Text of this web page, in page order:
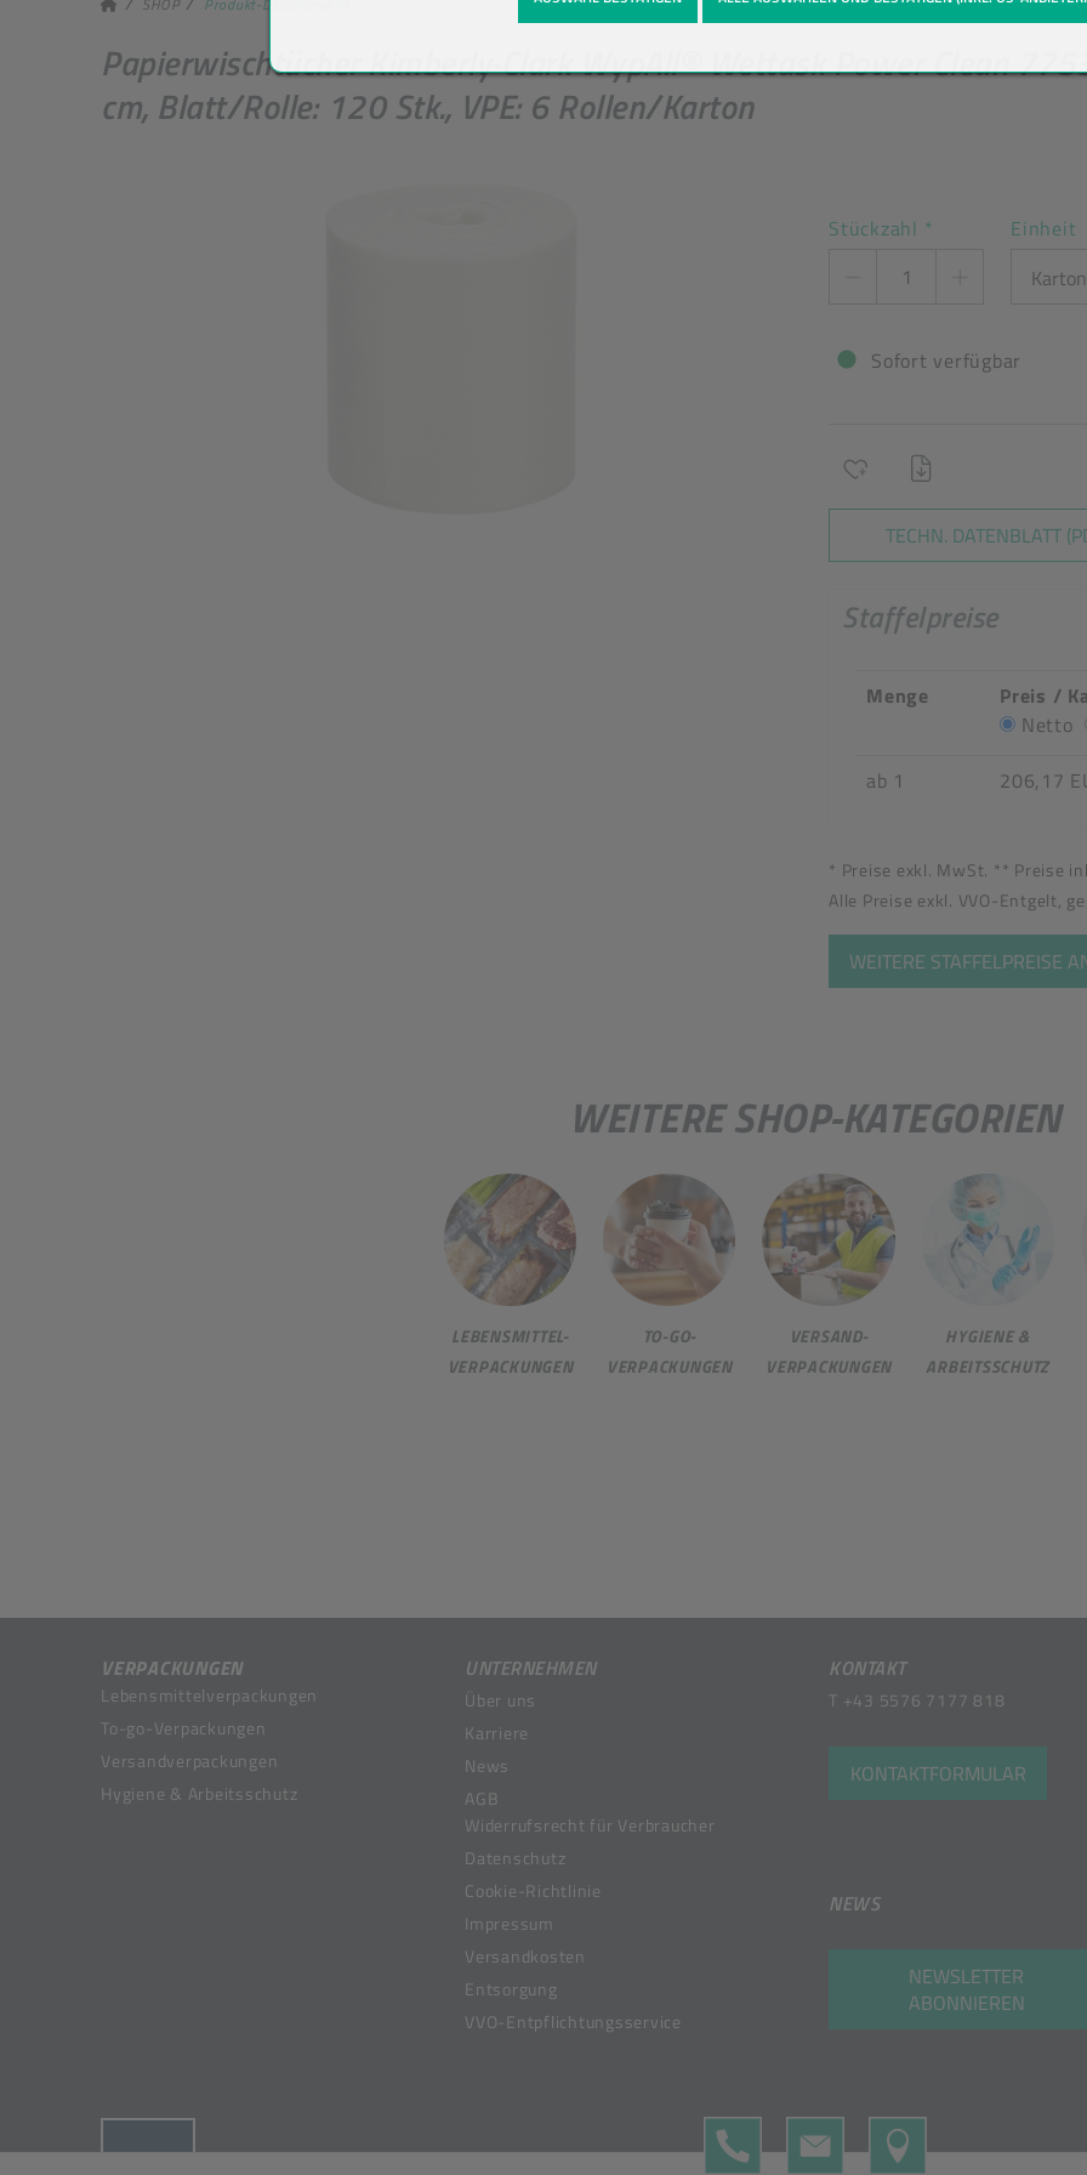
Papierwischtücher Kimberly-Clark WypAll® Wettask Power Clean
cm, Blatt/Rolle: 120 Stk., VPE: 6 Rollen/Karton
Stückzahl * Einheit
Sofort verfügbar
TECHN. DATENBLATT
Staffelpreise
Menge
Preis /
Netto
ab 1
206,17
* Preise exkl. MwSt. ** Preise
Alle Preise exkl. VVO-Entgelt,
WEITERE STAFFELPREISE
WEITERE SHOP-KATEGORIEN
LEBENSMITTEL-
VERPACKUNGEN
TO-GO-
VERPACKUNGEN
VERSAND-
VERPACKUNGEN
HYGIENE &
ARBEITSSCHUTZ
VERPACKUNGEN
Lebensmittelverpackungen
To-go-Verpackungen
Versandverpackungen
Hygiene & Arbeitsschutz
UNTERNEHMEN
Über uns
Karriere
News
AGB
Widerrufsrecht für Verbraucher
Datenschutz
Cookie-Richtlinie
Impressum
Versandkosten
Entsorgung
VVO-Entpflichtungsservice
KONTAKT
T +43 5576 7177 818
KONTAKTFORMULAR
NEWS
NEWSLETTER
ABONNIEREN
TELEFON KONTAKTFORMULAR
MAP